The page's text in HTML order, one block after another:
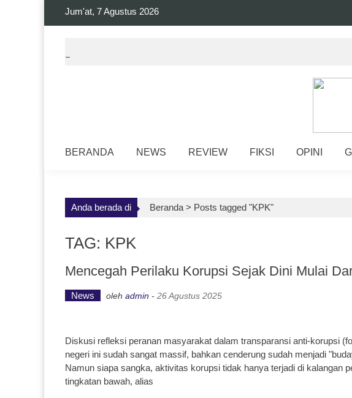
Jum'at, 7 Agustus 2026
BERANDA NEWS REVIEW FIKSI OPINI
Anda berada di Beranda > Posts tagged "KPK"
TAG: KPK
Mencegah Perilaku Korupsi Sejak Dini Mulai
News oleh admin - 26 Agustus 2025
Diskusi refleksi peranan masyarakat dalam transparansi anti-korupsi
negeri ini sudah sangat massif, bahkan cenderung sudah menjadi
Namun siapa sangka, aktivitas korupsi tidak hanya terjadi di kalangan
tingkatan bawah, alias